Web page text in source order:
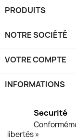
PRODUITS
NOTRE SOCIÉTÉ
VOTRE COMPTE
INFORMATIONS
Securité
libertés »